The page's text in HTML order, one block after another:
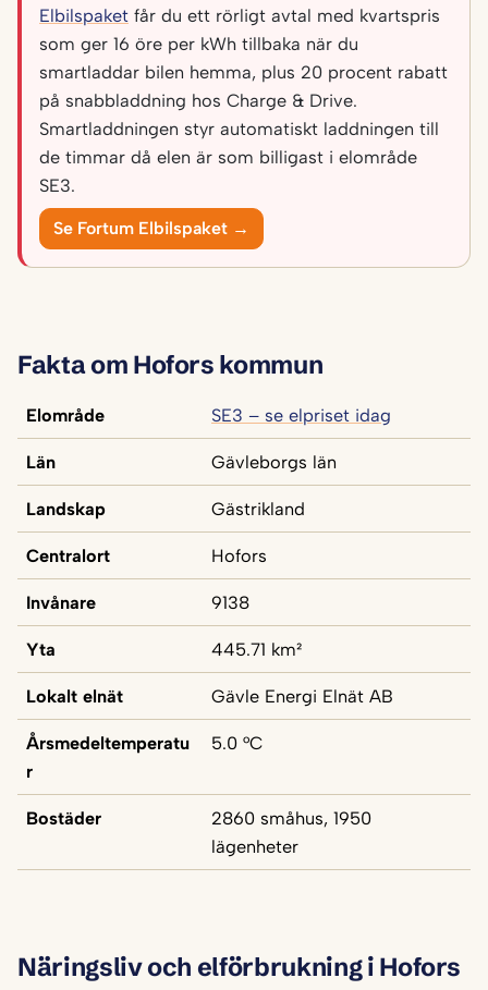
Elbilspaket får du ett rörligt avtal med kvartspris
som ger 16 öre per kWh tillbaka när du
smartladdar bilen hemma, plus 20 procent rabatt
på snabbladdning hos Charge & Drive.
Smartladdningen styr automatiskt laddningen till
de timmar då elen är som billigast i elområde
SE3.
Se Fortum Elbilspaket →
Fakta om Hofors kommun
Elområde SE3 – se elpriset idag
Län Gävleborgs län
Landskap Gästrikland
Centralort Hofors
Invånare 9138
Yta 445.71 km²
Lokalt elnät Gävle Energi Elnät AB
Årsmedeltemperatu
r
5.0 °C
Bostäder
2860 småhus, 1950
lägenheter
Näringsliv och elförbrukning i Hofors